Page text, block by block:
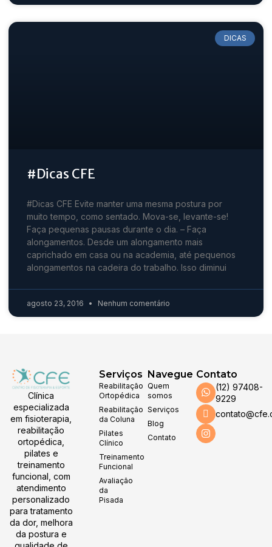
DICAS
#Dicas CFE
#Dicas CFE Evite manter uma mesma postura por
muito tempo, como sentado. Mova-se, levante-se!
Faça pequenas pausas durante o dia. – Faça
alongamentos. Desde um alongamento mais
caprichado em casa ou na academia, até pequenos
alongamentos na cadeira do trabalho. Isso diminui
agosto 23, 2016 Nenhum comentário
Clínica
especializada
em fisioterapia,
reabilitação
ortopédica,
pilates e
treinamento
funcional, com
atendimento
personalizado
para tratamento
da dor, melhora
da postura e
Serviços
Reabilitação
Ortopédica
Reabilitação
da Coluna
Pilates
Clínico
Treinamento
Funcional
Avaliação
da
Pisada
Navegue
Quem
somos
Serviços
Blog
Contato
Contato
(12) 97408-
9229